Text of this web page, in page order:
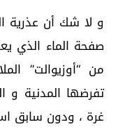
و لا شك أن عذرية
صفحة الماء الذي
من “أوزيوالت”
تفرضها المدنية و
غرة ، ودون سابق